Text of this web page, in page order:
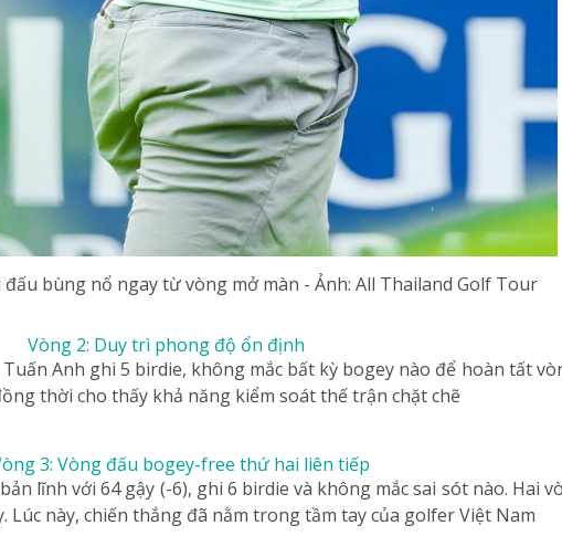
bùng nổ ngay từ vòng mở màn - Ảnh: All Thailand Golf Tour
Vòng 2: Duy trì phong độ ổn định
Anh ghi 5 birdie, không mắc bất kỳ bogey nào để hoàn tất
thời cho thấy khả năng kiểm soát thế trận chặt chẽ
3: Vòng đấu bogey-free thứ hai liên tiếp
lĩnh với 64 gậy (-6), ghi 6 birdie và không mắc sai sót nào. Hai
này, chiến thắng đã nằm trong tầm tay của golfer Việt Nam